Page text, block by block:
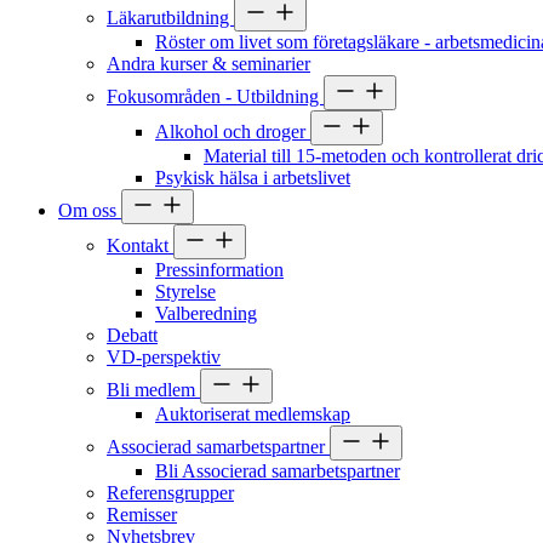
Läkarutbildning
Röster om livet som företagsläkare -
Andra kurser & seminarier
Fokusområden - Utbildning
Alkohol och droger
Material till 15-metoden och kontrollerat
Psykisk hälsa i arbetslivet
Om oss
Kontakt
Pressinformation
Styrelse
Valberedning
Debatt
VD-perspektiv
Bli medlem
Auktoriserat medlemskap
Associerad samarbetspartner
Bli Associerad samarbetspartner
Referensgrupper
Remisser
Nyhetsbrev